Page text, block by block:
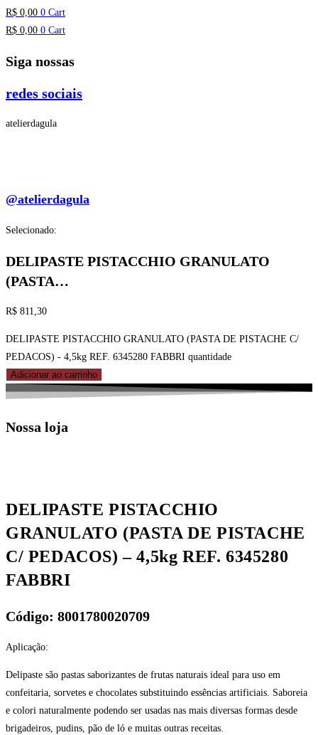
R$ 0,00 0 Cart
R$ 0,00 0 Cart
Siga nossas
redes sociais
atelierdagula
@atelierdagula
Selecionado:
DELIPASTE PISTACCHIO GRANULATO
(PASTA…
R$ 811,30
DELIPASTE PISTACCHIO GRANULATO (PASTA DE PISTACHE C/
PEDACOS) - 4,5kg REF. 6345280 FABBRI quantidade
Adicionar ao carrinho
Nossa loja
DELIPASTE PISTACCHIO
GRANULATO (PASTA DE PISTACHE
C/ PEDACOS) – 4,5kg REF. 6345280
FABBRI
Código: 8001780020709
Aplicação:
Delipaste são pastas saborizantes de frutas naturais ideal para uso em
confeitaria, sorvetes e chocolates substituindo essências artificiais. Saboreia
e colori naturalmente podendo ser usadas nas mais diversas formas desde
brigadeiros, pudins, pão de ló e muitas outras receitas.